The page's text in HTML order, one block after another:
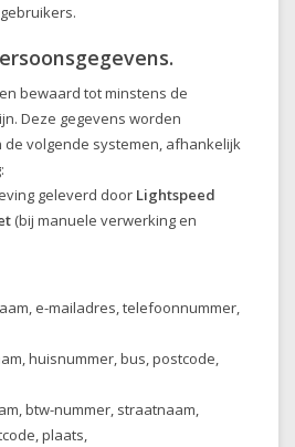
bewaard tot minstens de
Deze gegevens worden
de volgende systemen, afhankelijk
geleverd door Lightspeed
(bij manuele verwerking en
e-mailadres, telefoonnummer,
huisnummer, bus, postcode,
btw-nummer, straatnaam,
plaats,